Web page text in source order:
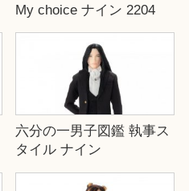
My choice ナイン 2204
六分の一男子図鑑 執事ス
タイル ナイン